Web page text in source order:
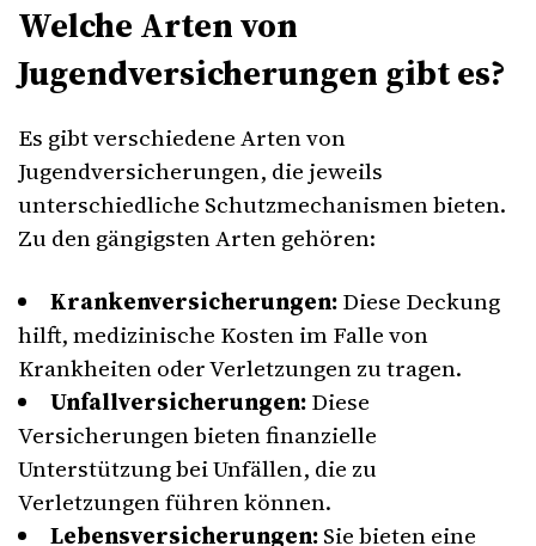
Welche Arten von
Jugendversicherungen gibt es?
Es gibt verschiedene Arten von
Jugendversicherungen, die jeweils
unterschiedliche Schutzmechanismen bieten.
Zu den gängigsten Arten gehören:
Krankenversicherungen:Diese Deckung
hilft, medizinische Kosten im Falle von
Krankheiten oder Verletzungen zu tragen.
Unfallversicherungen:Diese
Versicherungen bieten finanzielle
Unterstützung bei Unfällen, die zu
Verletzungen führen können.
Lebensversicherungen:Sie bieten eine